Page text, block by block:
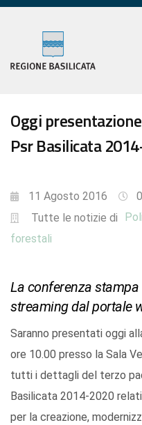
Oggi
Psr Basilicata
11 Agosto 2016
Tutte le notizie di
forestali
La conferenza
streaming dal portale
Saranno presentati oggi
ore 10.00 presso la Sala
tutti i dettagli del terzo
Basilicata 2014-2020
per la creazione,